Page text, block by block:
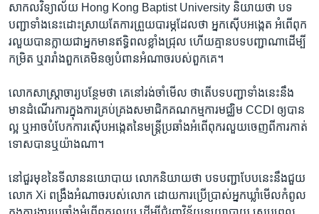
សាកល​វិទ្យាល័យ​ Hong Kong Baptist University និយាយ​ថា​ បទ​
បញ្ជា​ទាំង​នេះ​ដោះ​ស្រាយតែ​ការ​ព្រួយ​បារម្ភ​ដែល​ថា​ អ្នក​ស៊ើប​អង្កេត អំពើ​ពុក​
រលួយ​បាន​ក្លាយ​ជា​អ្នក​មាន​ឥទ្ធិពល​ខ្លាំង​ជ្រុល​ ហើយ​គ្មាន​បទ​បញ្ជា​ណា​ដើម្បី​
កម្រិត​ ឬ​រារាំង​ពួក​គេ​មិន​ឲ្យបំពានអំណាច​របស់​ពួក​គេ។​
លោក​សាស្ត្រាចារ្យ​បន្ថែម​ថា​ គេ​នៅ​រង់ចាំ​មើល​ ថា​តើ​បទ​បញ្ជា​ទាំង​នេះ​នឹង​
មាន​ដំណើរ​ការ​ក្នុង​ការ​គ្រប់​គ្រង​សមាជិក​គណកម្មការ​មជ្ឈិម CCDI ​ឲ្យ​បាន​
ល្អ ​ឬ​អាច​បំបែក​ការ​ស៊ើប​អង្កេតនៃ​មន្ត្រី​ប្រឆាំង​អំពើ​ពុក​រលួយ​ចេញ​ពីការ​កាត់​
ទោសបាន​ឬ​យ៉ាង​ណា។
នៅជួរ​មុខនៃ​ទី​លាន​នយោបាយ​ លោក​និយាយ​ថា​ បទ​បញ្ជា​បែប​នេះ​នឹង​ជួយ​
លោក​ Xi ពង្រឹង​អំណាច​របស់​លោក ដោយ​ការ​ប្រើ​ប្រាស់​អ្នក​ឃ្លាំ​មើលកំពូល​